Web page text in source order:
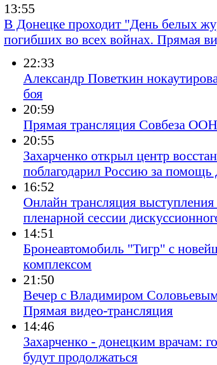
13:55
В Донецке проходит "День белых
погибших во всех войнах. Прямая
22:33
Александр Поветкин
боя
20:59
Прямая трансляция Совбеза
20:55
Захарченко открыл центр
поблагодарил Россию за
16:52
Онлайн трансляция
пленарной сессии
14:51
Бронеавтомобиль "Тигр" с
комплексом
21:50
Вечер с Владимиром
Прямая видео-трансляция
14:46
Захарченко - донецким врачам:
будут продолжаться